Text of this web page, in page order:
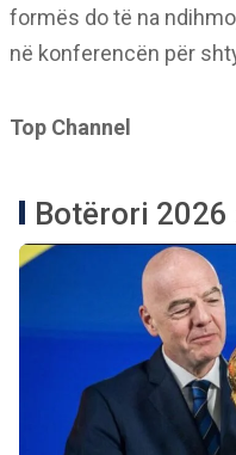
formës do të na
në konferencën për
Top Channel
Botërori 2026